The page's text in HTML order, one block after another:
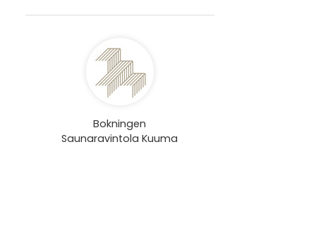
Bokningen
Saunaravintola Kuuma